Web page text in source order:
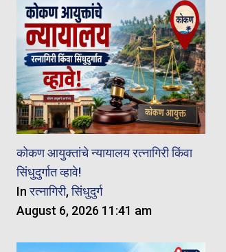
कोकण आयुक्तांचे न्यायालय रत्नागिरी किंवा
सिंधुदुर्गात व्हावे!
Inरत्नागिरी,सिंधुदुर्ग
August 6, 2026 11:41 am